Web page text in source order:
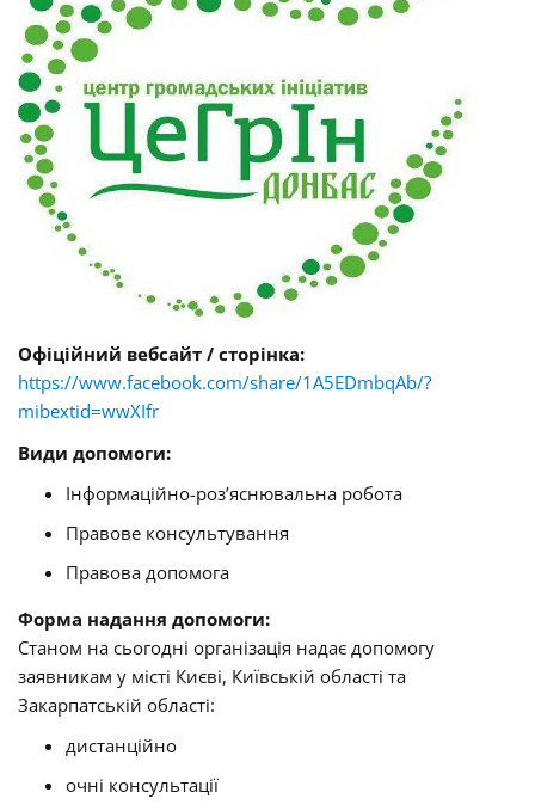
Офіційний вебсайт / сторінка:
https://www.facebook.com/share/1A5EDmbqAb/?
mibextid=wwXIfr
Види допомоги:
Інформаційно-роз’яснювальна робота
Правове консультування
Правова допомога
Форма надання допомоги:
Станом на сьогодні організація надає допомогу
заявникам у місті Києві, Київській області та
Закарпатській області:
дистанційно
очні консультації